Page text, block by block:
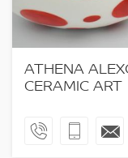
ATHENA
CERAMIC ART